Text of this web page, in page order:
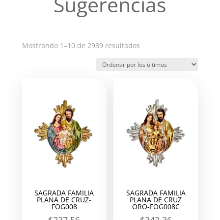
Mostrando 1–10 de 2939 resultadosOrdenado
los
SAGRADA FAMILIA
PLANA DE CRUZ-
FOG008
SAGRADA FAMILIA
PLANA DE CRUZ
ORO-FOG008C